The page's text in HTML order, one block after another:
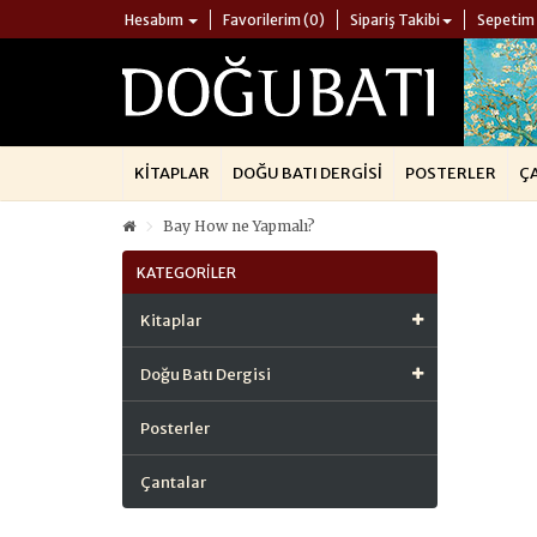
Hesabım Favorilerim (0) Sipariş Takibi Sepetim
KITAPLAR DOĞU BATI DERGISI POSTERLER
Bay How ne Yapmalı?
KATEGORILER
Kitaplar
Doğu Batı Dergisi
Posterler
Çantalar